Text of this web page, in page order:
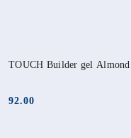
TOUCH Builder gel
Cena:
92.00